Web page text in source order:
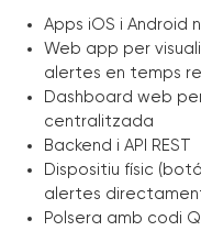
Apps iOS i Android
Web app per
alertes en temps
Dashboard web
centralitzada
Backend i API REST
Dispositiu físic
alertes
Polsera amb codi